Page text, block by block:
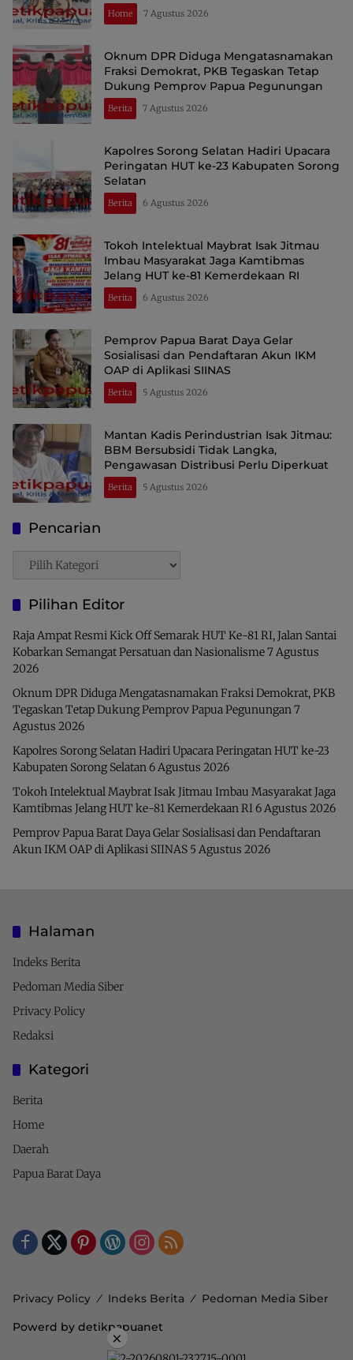
Home 7 Agustus 2026
Oknum DPR Diduga Mengatasnamakan
Fraksi Demokrat, PKB Tegaskan Tetap
Dukung Pemprov Papua Pegunungan
Berita 7 Agustus 2026
Kapolres Sorong Selatan Hadiri Upacara
Peringatan HUT ke-23 Kabupaten Sorong
Selatan
Berita 6 Agustus 2026
Tokoh Intelektual Maybrat Isak Jitmau
Imbau Masyarakat Jaga Kamtibmas
Jelang HUT ke-81 Kemerdekaan RI
Berita 6 Agustus 2026
Pemprov Papua Barat Daya Gelar
Sosialisasi dan Pendaftaran Akun IKM
OAP di Aplikasi SIINAS
Berita 5 Agustus 2026
Mantan Kadis Perindustrian Isak Jitmau:
BBM Bersubsidi Tidak Langka,
Pengawasan Distribusi Perlu Diperkuat
Berita 5 Agustus 2026
Pencarian
Pencarian
Pilihan Editor
Raja Ampat Resmi Kick Off Semarak HUT Ke-81 RI, Jalan Santai
Kobarkan Semangat Persatuan dan Nasionalisme7 Agustus
2026
Oknum DPR Diduga Mengatasnamakan Fraksi Demokrat, PKB
Tegaskan Tetap Dukung Pemprov Papua Pegunungan 7
Agustus 2026
Kapolres Sorong Selatan Hadiri Upacara Peringatan HUT ke-23
Kabupaten Sorong Selatan 6 Agustus 2026
Tokoh Intelektual Maybrat Isak Jitmau Imbau Masyarakat Jaga
Kamtibmas Jelang HUT ke-81 Kemerdekaan RI 6 Agustus 2026
Pemprov Papua Barat Daya Gelar Sosialisasi dan Pendaftaran
Akun IKM OAP di Aplikasi SIINAS 5 Agustus 2026
Halaman
Indeks Berita
Pedoman Media Siber
Privacy Policy
Redaksi
Kategori
Berita
Home
Daerah
Papua Barat Daya
Privacy Policy Indeks Berita
Pedoman Media Siber
Powerd by detikpapuanet
×